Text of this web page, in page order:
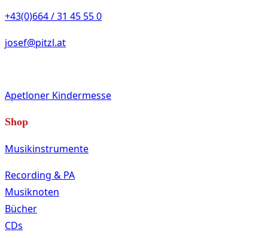
+43(0)664 / 31 45 55 0
josef@pitzl.at
Apetloner Kindermesse
Shop
Musikinstrumente
Recording & PA
Musiknoten
Bücher
CDs